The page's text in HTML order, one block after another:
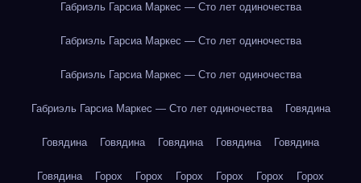
Габриэль Гарсиа Маркес — Сто лет одиночества
Габриэль Гарсиа Маркес — Сто лет одиночества
Габриэль Гарсиа Маркес — Сто лет одиночества
Габриэль Гарсиа Маркес — Сто лет одиночества Говядина
Говядина Говядина Говядина Говядина Говядина
Говядина Горох Горох Горох Горох Горох Горох